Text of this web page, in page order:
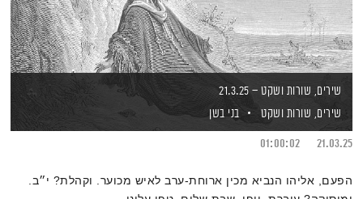
שירים, שורות ושקט – 21.3.25
שירים, שורות ושקט
בני בשן
21.03.25
01:00:02
הפעם, אליהו הנביא מכין ארוחת-ערב לאיש מכוער. וקהלת? י״ב.